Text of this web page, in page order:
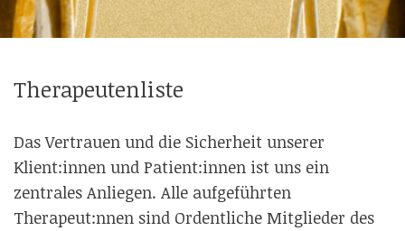
Therapeutenliste
Das Vertrauen und die Sicherheit unserer
Klient:innen und Patient:innen ist uns ein
zentrales Anliegen. Alle aufgeführten
Therapeut:nnen sind Ordentliche Mitglieder des